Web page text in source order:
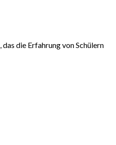
die Erfahrung von Schülern